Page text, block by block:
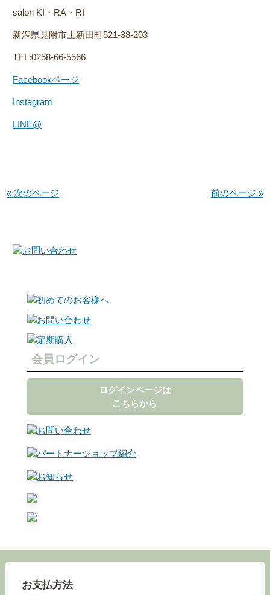
salon KI・RA・RI
新潟県見附市上新田町521-38-203
TEL:0258-66-5566
Facebookページ
Instagram
LINE@
« 次のページ 前のページ »
会員ログイン
ログインページは
こちらから
お支払方法